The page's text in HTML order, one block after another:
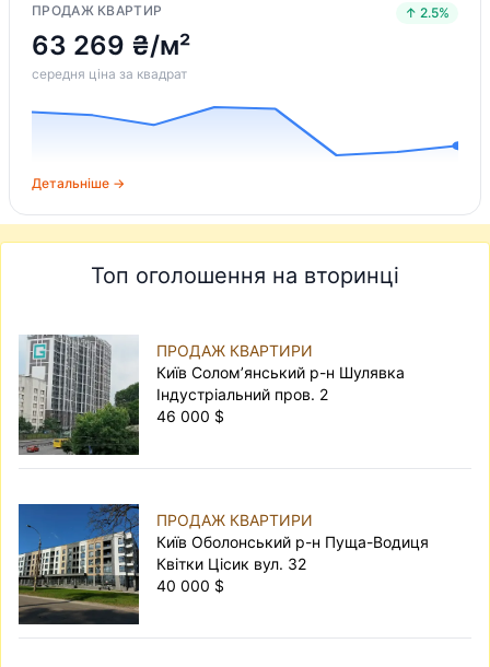
ПРОДАЖ КВАРТИР ↑ 2.5%
63 269 ₴/м²
середня ціна за квадрат
Детальніше →
Топ оголошення на вторинці
ПРОДАЖ КВАРТИРИ
Київ Солом’янський р-н Шулявка
Індустріальний пров. 2
46 000 $
ПРОДАЖ КВАРТИРИ
Київ Оболонський р-н Пуща-Водиця
Квітки Цісик вул. 32
40 000 $